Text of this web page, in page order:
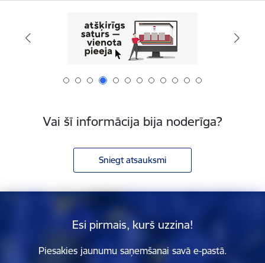
Vai šī informācija bija noderīga?
Sniegt atsauksmi
Esi pirmais, kurš uzzina!
Piesakies jaunumu saņemšanai savā e-pastā.